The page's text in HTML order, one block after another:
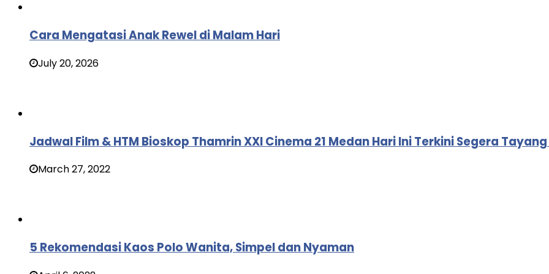
Cara Mengatasi Anak Rewel di Malam Hari
July 20, 2026
Jadwal Film & HTM Bioskop Thamrin XXI Cinema 21 Medan Hari Ini Terkini Segera
March 27, 2022
5 Rekomendasi Kaos Polo Wanita, Simpel dan Nyaman